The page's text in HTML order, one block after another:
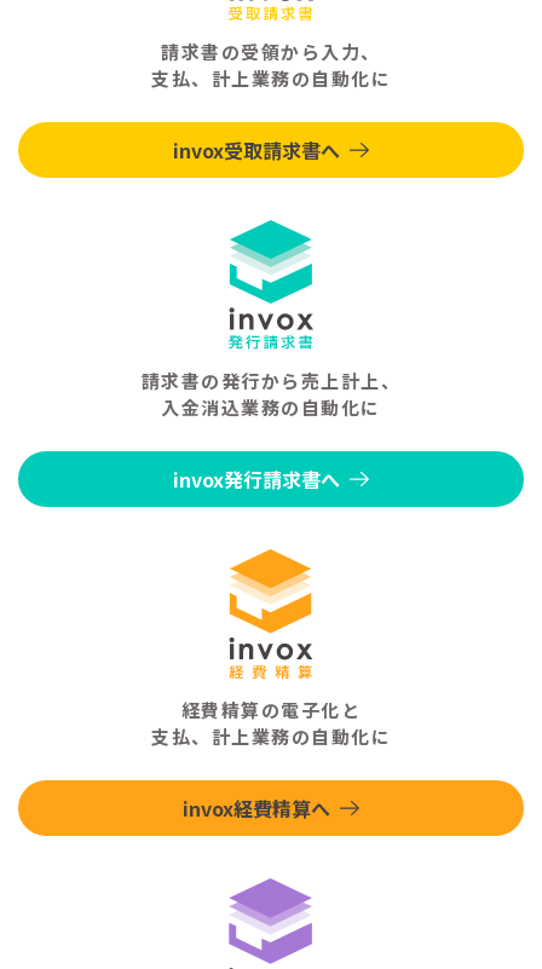
請求書の受領から入力、
支払、計上業務の自動化に
invox受取請求書へ
請求書の発行から売上計上、
入金消込業務の自動化に
invox発行請求書へ
経費精算の電子化と
支払、計上業務の自動化に
invox経費精算へ